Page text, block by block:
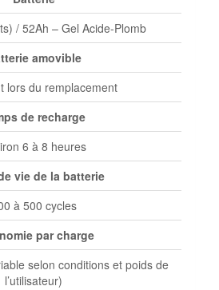
/ 52Ah – Gel Acide‑Plomb
amovible
lors du remplacement
de recharge
6 à 8 heures
vie de la batterie
à 500 cycles
par charge
selon conditions et poids de
l’utilisateur)